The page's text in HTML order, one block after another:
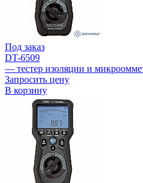
Под заказ
DT-6509
— тестер изоляции и
Запросить цену
В корзину